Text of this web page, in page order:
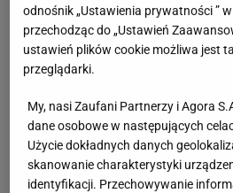
odnośnik „Ustawienia prywatności ”
przechodząc do „Ustawień
ustawień plików cookie możliwa jest
przeglądarki.
My, nasi Zaufani Partnerzy i Agora
dane osobowe w następujących
Użycie dokładnych danych
skanowanie charakterystyki
identyfikacji. Przechowywanie